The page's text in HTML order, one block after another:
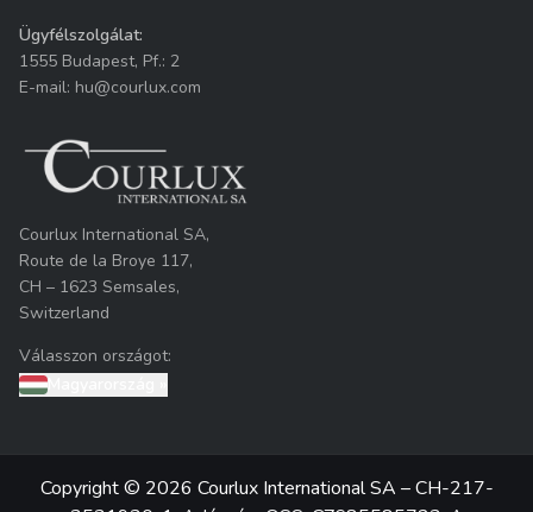
Ügyfélszolgálat:
1555 Budapest, Pf.: 2
E-mail: hu@courlux.com
Courlux International SA,
Route de la Broye 117,
CH – 1623 Semsales,
Switzerland
Válasszon országot:
Copyright © 2026 Courlux International SA – CH-217-